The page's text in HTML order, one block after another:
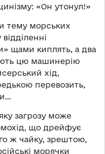
«Он утонул!»
тему морських
щами киплять, а два
цю машинерію
хід,
перевозить,
загрозу може
що дрейфує
ж чайку, зрештою,
морячки